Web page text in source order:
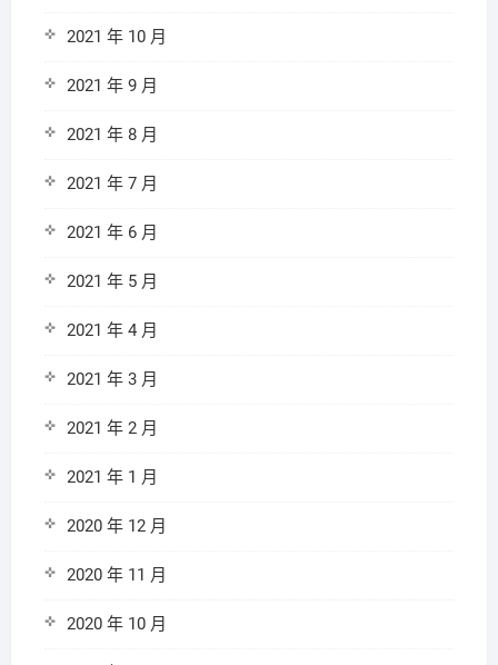
2021 年 10 月
2021 年 9 月
2021 年 8 月
2021 年 7 月
2021 年 6 月
2021 年 5 月
2021 年 4 月
2021 年 3 月
2021 年 2 月
2021 年 1 月
2020 年 12 月
2020 年 11 月
2020 年 10 月